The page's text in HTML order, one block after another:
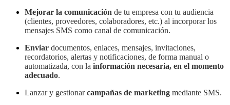
Mejorar la comunicación de tu empresa con tu audiencia
(clientes, proveedores, colaboradores, etc.) al incorporar los
mensajes SMS como canal de comunicación.
Enviar documentos, enlaces, mensajes, invitaciones,
recordatorios, alertas y notificaciones, de forma manual o
automatizada, con la información necesaria, en el momento
adecuado.
Lanzary gestionar campañas de marketing mediante SMS.